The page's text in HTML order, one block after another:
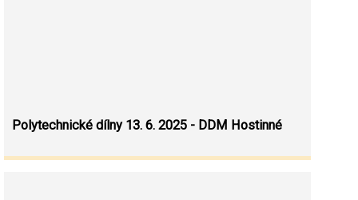
Polytechnické dílny 13. 6. 2025 - DDM Hostinné